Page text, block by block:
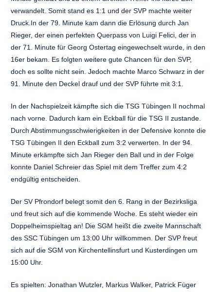
verwandelt. Somit stand es 1:1 und der SVP machte weiter
Druck.In der 79. Minute kam dann die Erlösung durch Jan
Rieger, der einen perfekten Querpass von Luigi Felici, der in
der 71. Minute für Georg Ostertag eingewechselt wurde, in den
16er bekam. Es folgten weitere gute Chancen für den SVP,
doch es sollte nicht sein. Jedoch machte Marco Schwarz in der
91. Minute den Deckel drauf und der SVP führte mit 3:1.
In der Nachspielzeit kämpfte sich die TSG Tübingen II nochmal
nach vorne. Dadurch kam ein Eckball für die TSG II zustande.
Durch Abstimmungsschwierigkeiten in der Defensive konnte die
TSG Tübingen II den Eckball zum 3:2 verwerten. In der 94.
Minute erkämpfte sich Jan Rieger den Ball und in der Folge
konnte Daniel Schreier das Spiel mit dem Treffer zum 4:2
endgültig entscheiden.
Der SV Pfrondorf belegt somit den 6. Rang in der Bezirksliga
und freut sich auf die kommende Woche. Es steht wieder ein
Doppelheimspieltag an! Die SGM heißt die zweite Mannschaft
des SSC Tübingen um 13:00 Uhr willkommen. Der SVP freut
sich auf die SGM von Kirchentellinsfurt und Kusterdingen um
15:00 Uhr.
Es spielten: Jonathan Wutzler, Markus Walker, Patrick Füger